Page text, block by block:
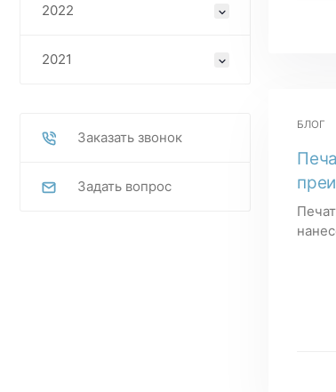
2022
2021
Заказать звонок
Задать вопрос
БЛОГ